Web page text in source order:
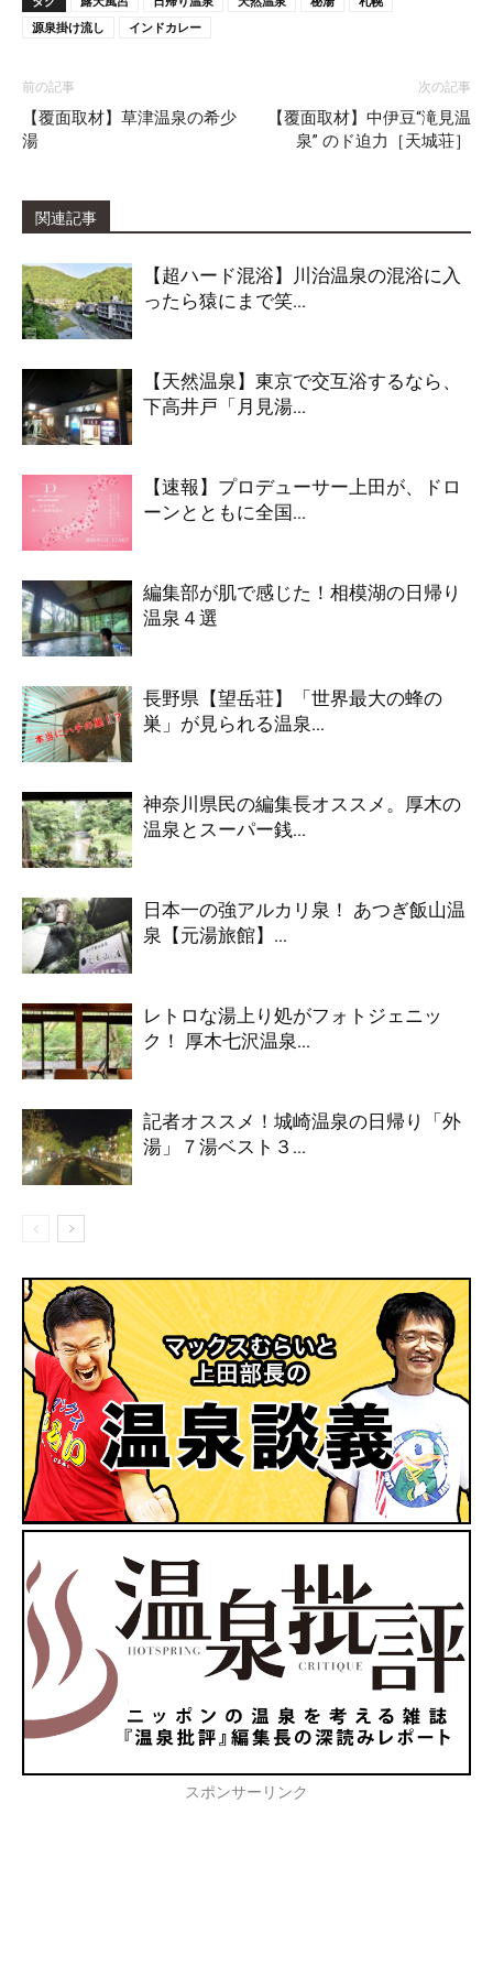
源泉掛け流し
インドカレー
前の記事
【覆面取材】草津温泉の希少
湯
次の記事
【覆面取材】中伊豆“滝見温
泉” のド迫力［天城荘］
関連記事
【超ハード混浴】川治温泉の混浴に入
ったら猿にまで笑...
【天然温泉】東京で交互浴するなら、
下高井戸「月見湯...
【速報】プロデューサー上田が、ドロ
ーンとともに全国...
編集部が肌で感じた！相模湖の日帰り
温泉４選
長野県【望岳荘】「世界最大の蜂の
巣」が見られる温泉...
神奈川県民の編集長オススメ。厚木の
温泉とスーパー銭...
日本一の強アルカリ泉！ あつぎ飯山温
泉【元湯旅館】...
レトロな湯上り処がフォトジェニッ
ク！ 厚木七沢温泉...
記者オススメ！城崎温泉の日帰り「外
湯」７湯ベスト３...
スポンサーリンク